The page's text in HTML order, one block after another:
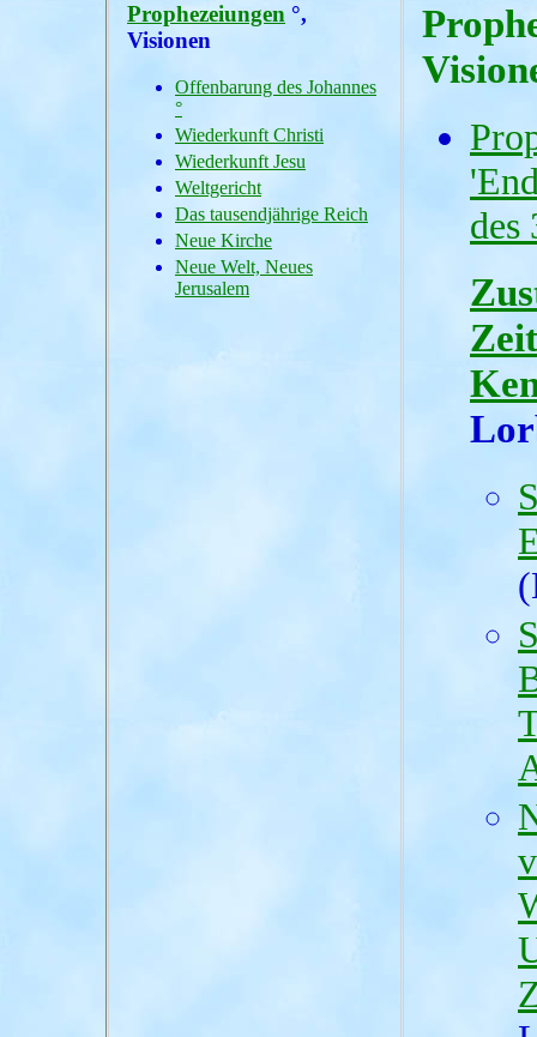
Prophezeiungen °,
Visionen
Offenbarung des Johannes
°
Wiederkunft Christi
Wiederkunft Jesu
Weltgericht
Das tausendjährige Reich
Neue Kirche
Neue Welt, Neues
Jerusalem
des